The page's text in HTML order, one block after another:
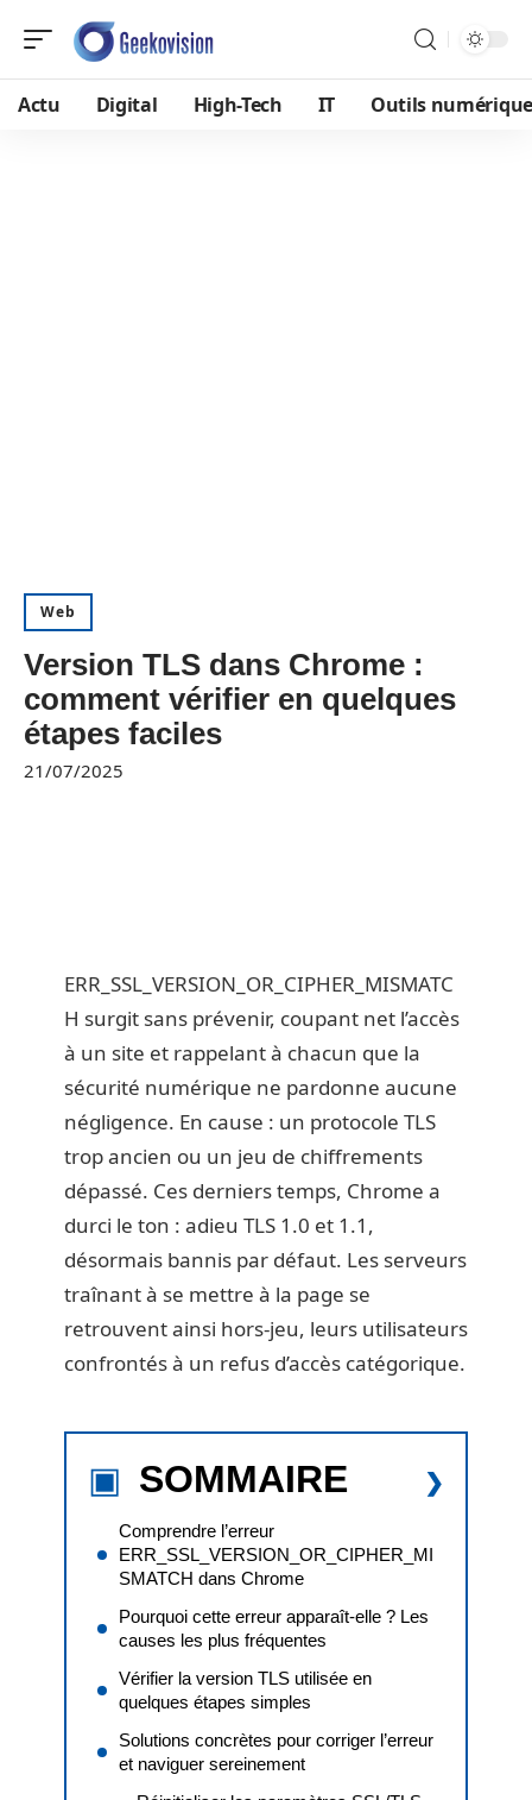
Actu Digital High-Tech IT Outils
Web
Version TLS dans Chrome :
comment vérifier en quelques
étapes faciles
21/07/2025
ERR_SSL_VERSION_OR_CIPHER_MISMATC
H surgit sans prévenir, coupant net l’accès
à un site et rappelant à chacun que la
sécurité numérique ne pardonne aucune
négligence. En cause : un protocole TLS
trop ancien ou un jeu de chiffrements
dépassé. Ces derniers temps, Chrome a
durci le ton : adieu TLS 1.0 et 1.1,
désormais bannis par défaut. Les serveurs
traînant à se mettre à la page se
retrouvent ainsi hors-jeu, leurs utilisateurs
confrontés à un refus d’accès catégorique.
SOMMAIRE
Comprendre l’erreur
ERR_SSL_VERSION_OR_CIPHER_MI
SMATCH dans Chrome
Pourquoi cette erreur apparaît-elle ? Les
causes les plus fréquentes
Vérifier la version TLS utilisée en
quelques étapes simples
Solutions concrètes pour corriger l’erreur
et naviguer sereinement